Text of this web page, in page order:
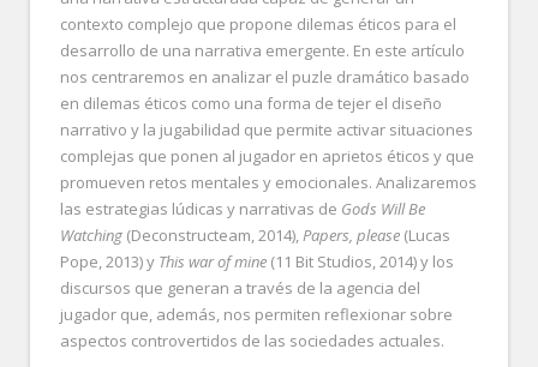
contexto complejo que propone dilemas éticos para el
desarrollo de una narrativa emergente. En este artículo
nos centraremos en analizar el puzle dramático basado
en dilemas éticos como una forma de tejer el diseño
narrativo y la jugabilidad que permite activar situaciones
complejas que ponen al jugador en aprietos éticos y que
promueven retos mentales y emocionales. Analizaremos
las estrategias lúdicas y narrativas de Gods Will Be
Watching (Deconstructeam, 2014),Papers, please (Lucas
Pope, 2013) y This war of mine (11 Bit Studios, 2014) y los
discursos que generan a través de la agencia del
jugador que, además, nos permiten reflexionar sobre
aspectos controvertidos de las sociedades actuales.